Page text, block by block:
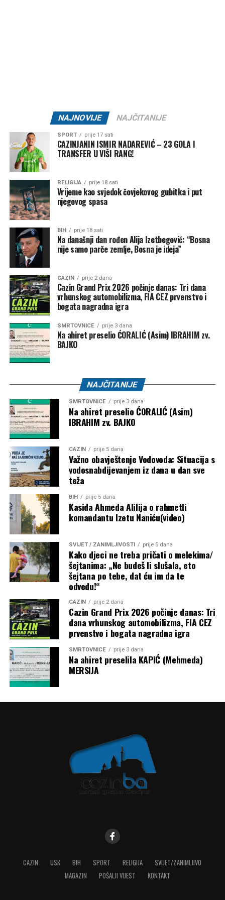
NAJNOVIJE NAJČITANIJE
SPORT prije 17 sati
CAZINJANIN ISMIR NADAREVIĆ – 23 GOLA I
TRANSFER U VIŠI RANG!
RELIGIJA prije 18 sati
Vrijeme kao svjedok čovjekovog gubitka i put
njegovog spasa
BIH prije 18 sati
Na današnji dan rođen Alija Izetbegović: “Bosna
nije samo parče zemlje, Bosna je ideja”
CAZIN prije 2 dana
Cazin Grand Prix 2026 počinje danas: Tri dana
vrhunskog automobilizma, FIA CEZ prvenstvo i
bogata nagradna igra
SMRTOVNICE prije 3 dana
Na ahiret preselio ĆORALIĆ (Asim) IBRAHIM zv.
BAJKO
NAJČITANIJE
SMRTOVNICE prije 3 dana
Na ahiret preselio ĆORALIĆ (Asim)
IBRAHIM zv. BAJKO
CAZIN prije 5 dana
Važno obavještenje Vodovoda: Situacija s
vodosnabdijevanjem iz dana u dan sve
teža
BIH prije 5 dana
Kasida Ahmeda Alilija o rahmetli
komandantu Izetu Naniću(video)
SVIJET / ZANIMLJIVOSTI prije 5 dana
Kako djeci ne treba pričati o melekima/
šejtanima: „Ne budeš li slušala, eto
šejtana po tebe, dat ću im da te
odvedu!“
CAZIN prije 2 dana
Cazin Grand Prix 2026 počinje danas: Tri
dana vrhunskog automobilizma, FIA CEZ
prvenstvo i bogata nagradna igra
SMRTOVNICE prije 3 dana
Na ahiret preselila KAPIĆ (Mehmeda)
MERSIJA
CAZIN USK BIH SPORT RELIGIJA
SVIJET/ZANIMLJIVO
MAGAZIN
POŠALJI VIJEST KONTAKT